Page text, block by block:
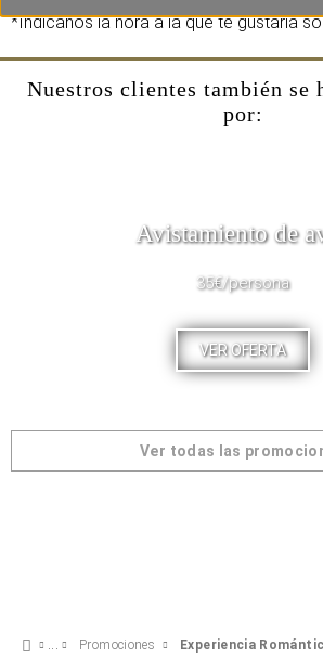
*Indícanos la hora a la que te gustaría
Nuestros clientes también se
por:
Avistamiento de
35€/persona
VER OFERTA
Ver todas las
Promociones Experiencia